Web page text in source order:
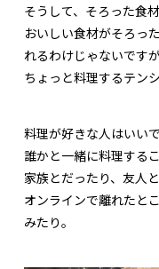
そうして、そろった食
おいしい食材がそろっ
れるわけじゃないですが
ちょっと料理するテン
料理が好きな人はいい
誰かと一緒に料理する
家族とだったり、友人と
オンラインで離れたと
みたり。